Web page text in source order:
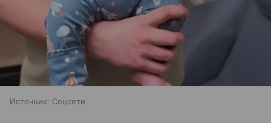
Источник: Соцсети